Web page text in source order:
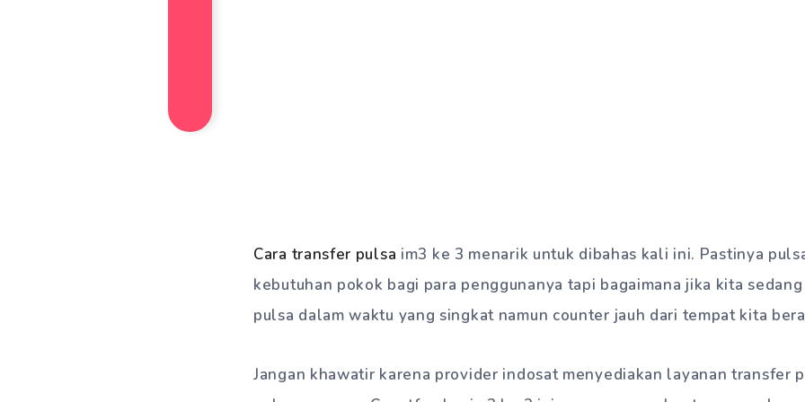
Cara transfer pulsa im3 ke 3 menarik untuk dibahas kali ini. Pastinya
kebutuhan pokok bagi para penggunanya tapi bagaimana jika kita
pulsa dalam waktu yang singkat namun counter jauh dari tempat kita
Jangan khawatir karena provider indosat menyediakan layanan transfer